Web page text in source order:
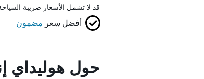
قد لا تشمل الأسعار ضريبة
أفضل سعر مضمون
حول هوليداي